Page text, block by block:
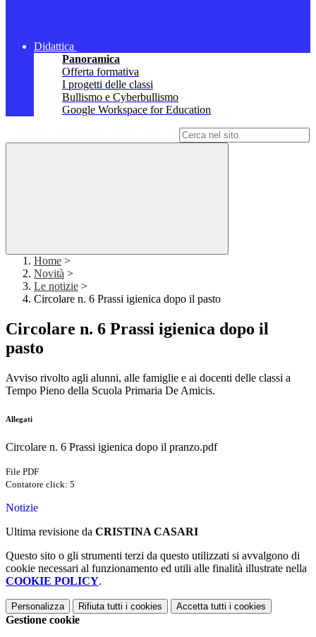
Didattica
Panoramica
Offerta formativa
I progetti delle classi
Bullismo e Cyberbullismo
Google Workspace for Education
Home >
Novità >
Le notizie >
Circolare n. 6 Prassi igienica dopo il pasto
Circolare n. 6 Prassi igienica dopo il
pasto
Avviso rivolto agli alunni, alle famiglie e ai docenti delle classi a
Tempo Pieno della Scuola Primaria De Amicis.
Allegati
Circolare n. 6 Prassi igienica dopo il pranzo.pdf
File PDF
Contatore click: 5
Notizie
Ultima revisione da CRISTINA CASARI
Questo sito o gli strumenti terzi da questo utilizzati si avvalgono di
cookie necessari al funzionamento ed utili alle finalità illustrate nella
COOKIE POLICY.
Personalizza Rifiuta tutti i cookies Accetta tutti i cookies
Gestione cookie